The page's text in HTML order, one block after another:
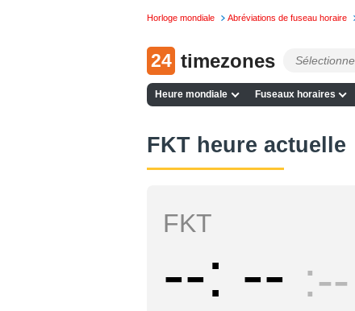
Horloge mondiale Abréviations de fuseau horaire
24 timezones
Heure mondiale Fuseaux horaires
FKT heure actuelle
FKT
-- -- --